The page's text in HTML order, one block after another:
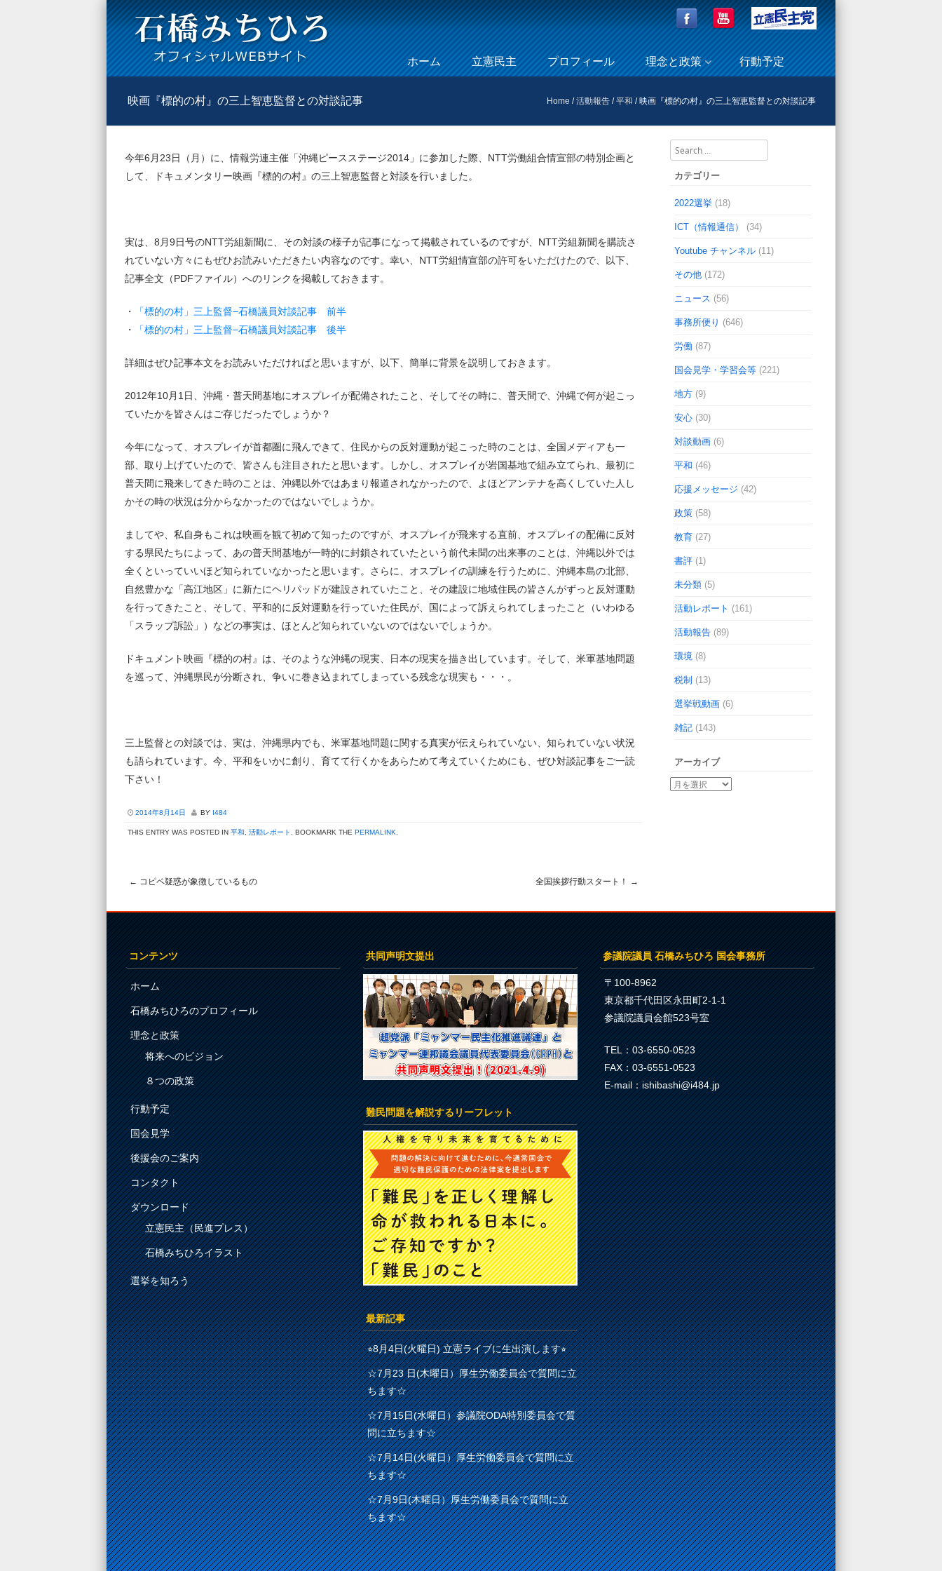
Menu
Skip to content
ホーム 立憲民主 プロフィール 理念と政策 行動予定
映画『標的の村』の三上智恵監督との対談記事 Home /活動報告 /平和 /映画『標的の村』の三上智恵監督との対談記事
今年6月23日（月）に、情報労連主催「沖縄ピースステージ2014」に参加した際、NTT労働組合情宣部の特別企画と
して、ドキュメンタリー映画『標的の村』の三上智恵監督と対談を行いました。
実は、8月9日号のNTT労組新聞に、その対談の様子が記事になって掲載されているのですが、NTT労組新聞を購読さ
れていない方々にもぜひお読みいただきたい内容なのです。幸い、NTT労組情宣部の許可をいただけたので、以下、
記事全文（PDFファイル）へのリンクを掲載しておきます。
・
「標的の村」三上監督−石橋議員対談記事 前半
・
「標的の村」三上監督−石橋議員対談記事 後半
詳細はぜひ記事本文をお読みいただければと思いますが、以下、簡単に背景を説明しておきます。
2012年10月1日、沖縄・普天間基地にオスプレイが配備されたこと、そしてその時に、普天間で、沖縄で何が起こっ
ていたかを皆さんはご存じだったでしょうか？
今年になって、オスプレイが首都圏に飛んできて、住民からの反対運動が起こった時のことは、全国メディアも一
部、取り上げていたので、皆さんも注目されたと思います。しかし、オスプレイが岩国基地で組み立てられ、最初に
普天間に飛来してきた時のことは、沖縄以外ではあまり報道されなかったので、よほどアンテナを高くしていた人し
かその時の状況は分からなかったのではないでしょうか。
ましてや、私自身もこれは映画を観て初めて知ったのですが、オスプレイが飛来する直前、オスプレイの配備に反対
する県民たちによって、あの普天間基地が一時的に封鎖されていたという前代未聞の出来事のことは、沖縄以外では
全くといっていいほど知られていなかったと思います。さらに、オスプレイの訓練を行うために、沖縄本島の北部、
自然豊かな「高江地区」に新たにヘリパッドが建設されていたこと、その建設に地域住民の皆さんがずっと反対運動
を行ってきたこと、そして、平和的に反対運動を行っていた住民が、国によって訴えられてしまったこと（いわゆる
「スラップ訴訟」）などの事実は、ほとんど知られていないのではないでしょうか。
ドキュメント映画『標的の村』は、そのような沖縄の現実、日本の現実を描き出しています。そして、米軍基地問題
を巡って、沖縄県民が分断され、争いに巻き込まれてしまっている残念な現実も・・・。
三上監督との対談では、実は、沖縄県内でも、米軍基地問題に関する真実が伝えられていない、知られていない状況
も語られています。今、平和をいかに創り、育てて行くかをあらためて考えていくためにも、ぜひ対談記事をご一読
下さい！
2014年8月14日 BY I484
THIS ENTRY WAS POSTED IN 平和 活動レポート . BOOKMARK THE PERMALINK
← コピペ疑惑が象徴しているもの 全国挨拶行動スタート！ →
Search
カテゴリー
2022選挙 (18)
ICT（情報通信） (34)
Youtube チャンネル (11)
その他 (172)
ニュース (56)
事務所便り (646)
労働 (87)
国会見学・学習会等 (221)
地方 (9)
安心 (30)
対談動画 (6)
平和 (46)
応援メッセージ (42)
政策 (58)
教育 (27)
書評 (1)
未分類 (5)
活動レポート (161)
活動報告 (89)
環境 (8)
税制 (13)
選挙戦動画 (6)
雑記 (143)
アーカイブ
コンテンツ
ホーム
石橋みちひろのプロフィール
理念と政策
将来へのビジョン
８つの政策
行動予定
国会見学
後援会のご案内
コンタクト
ダウンロード
立憲民主（民進プレス）
石橋みちひろイラスト
選挙を知ろう
共同声明文提出
難民問題を解説するリーフレット
最新記事
⭐︎8月4日(火曜日) 立憲ライブに生出演します⭐︎
☆7月23 日(木曜日）厚生労働委員会で質問に立
ちます☆
☆7月15日(水曜日）参議院ODA特別委員会で質
問に立ちます☆
☆7月14日(火曜日）厚生労働委員会で質問に立
ちます☆
☆7月9日(木曜日）厚生労働委員会で質問に立
ちます☆
参議院議員 石橋みちひろ 国会事務所
〒100-8962
東京都千代田区永田町2-1-1
参議院議員会館523号室
TEL：03-6550-0523
FAX：03-6551-0523
E-mail：ishibashi@i484.jp